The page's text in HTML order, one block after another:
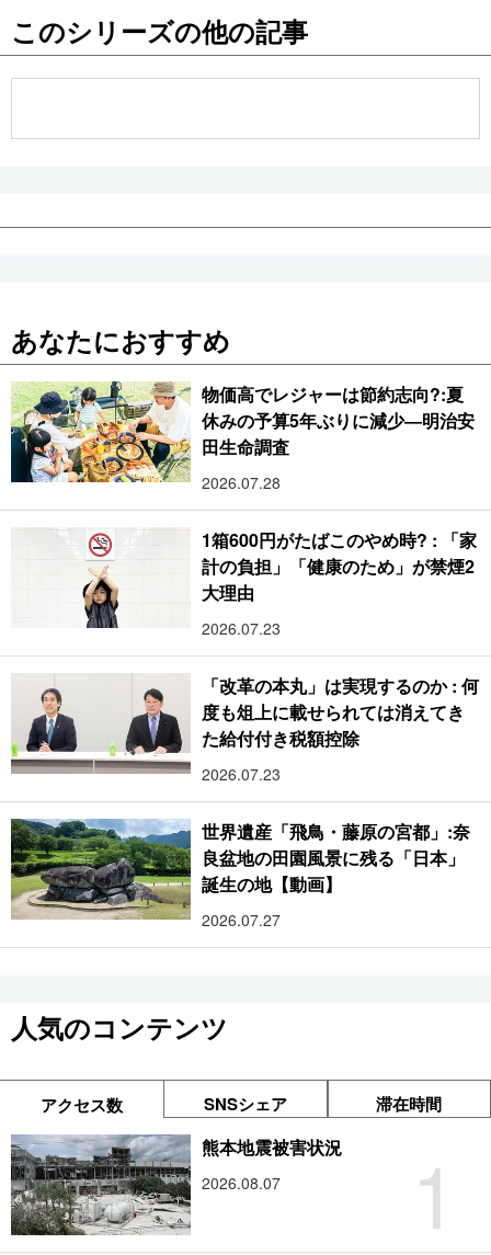
お知らせ
公式SNS
このシリーズの他の記事
あなたにおすすめ
物価高でレジャーは節約志向?:夏
休みの予算5年ぶりに減少―明治安
田生命調査
2026.07.28
1箱600円がたばこのやめ時? : 「家
計の負担」「健康のため」が禁煙2
大理由
2026.07.23
「改革の本丸」は実現するのか : 何
度も俎上に載せられては消えてき
た給付付き税額控除
2026.07.23
世界遺産「飛鳥・藤原の宮都」:奈
良盆地の田園風景に残る「日本」
誕生の地【動画】
2026.07.27
人気のコンテンツ
アクセス数 SNSシェア 滞在時間
1
熊本地震被害状況
2026.08.07